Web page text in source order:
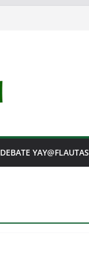
DEBATE YAY@FLAUTAS